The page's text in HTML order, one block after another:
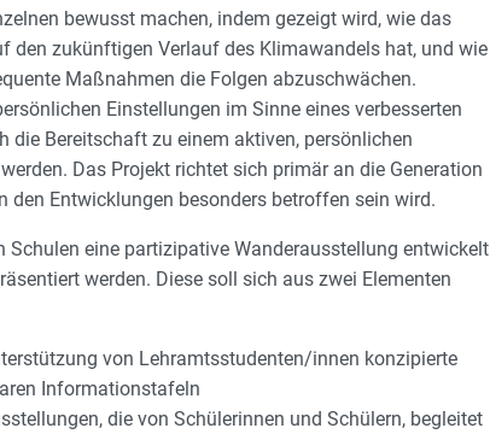
bewusst machen, indem gezeigt wird, wie das
den zukünftigen Verlauf des Klimawandels hat, und wie
Maßnahmen die Folgen abzuschwächen.
Einstellungen im Sinne eines verbesserten
Bereitschaft zu einem aktiven, persönlichen
Das Projekt richtet sich primär an die Generation
den Entwicklungen besonders betroffen sein wird.
eine partizipative Wanderausstellung entwickelt
werden. Diese soll sich aus zwei Elementen
von Lehramtsstudenten/innen konzipierte
Informationstafeln
die von Schülerinnen und Schülern, begleitet